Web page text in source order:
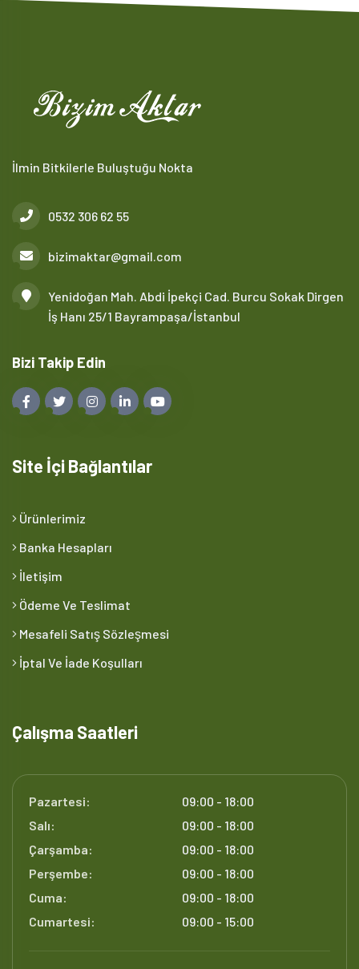
İlmin Bitkilerle Buluştuğu Nokta
0532 306 62 55
bizimaktar@gmail.com
Yenidoğan Mah. Abdi İpekçi Cad. Burcu Sokak Dirgen
İş Hanı 25/1 Bayrampaşa/İstanbul
Bizi Takip Edin
Site İçi Bağlantılar
Ürünlerimiz
Banka Hesapları
İletişim
Ödeme Ve Teslimat
Mesafeli Satış Sözleşmesi
İptal Ve İade Koşulları
Çalışma Saatleri
Pazartesi:
09:00 - 18:00
Salı:
09:00 - 18:00
Çarşamba:
09:00 - 18:00
Perşembe:
09:00 - 18:00
Cuma:
09:00 - 18:00
Cumartesi:
09:00 - 15:00